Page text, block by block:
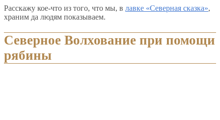
Расскажу кое-что из того, что мы, в лавке «Северная сказка»,
храним да людям показываем.
Северное Волхование при помощи
рябины